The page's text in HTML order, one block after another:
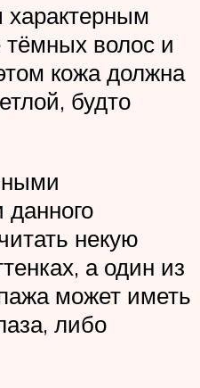
тёмных волос и
кожа должна
будто
данного
некую
а один из
может иметь
либо